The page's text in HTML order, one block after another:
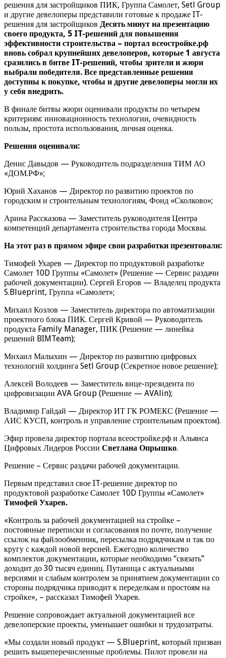
решения для застройщиков ПИК, Группа Самолет, Setl Group
и другие девелоперы представили готовые к продаже IT-
решения для застройщиков Десять минут на презентацию
своего продукта, 5 IT-решений для повышения
эффективности строительства – портал всеостройке.рф
вновь собрал крупнейших девелоперов, которые 1 августа
сразились в битве IT-решений, чтобы зрители и жюри
выбрали победителя. Все представленные решения
доступны к покупке, чтобы и другие девелоперы могли их
у себя внедрить.
В финале битвы жюри оценивали продукты по четырем
критериям: инновационность технологии, очевидность
пользы, простота использования, личная оценка.
Решения оценивали:
Денис Давыдов — Руководитель подразделения ТИМ АО
«ДОМ.РФ»;
Юрий Хаханов — Директор по развитию проектов по
городским и строительным технологиям, Фонд «Сколково»;
Арина Рассказова — Заместитель руководителя Центра
компетенций департамента строительства города Москвы.
На этот раз в прямом эфире свои разработки презентовали:
Тимофей Ухарев — Директор по продуктовой разработке
Самолет 10D Группы «Самолет» (Решение — Сервис раздачи
рабочей документации). Сергей Егоров — Владелец продукта
S.Blueprint, Группа «Самолет»;
Михаил Козлов — Заместитель директора по автоматизации
проектного блока ПИК. Сергей Кривой — Руководитель
продукта Family Manager, ПИК (Решение — линейка
решений BIMTeam);
Михаил Малыхин — Директор по развитию цифровых
технологий холдинга Setl Group (Секретное новое решение);
Алексей Володеев — Заместитель вице-президента по
цифровизации AVA Group (Решение — AVAlin);
Владимир Гайдай — Директор ИТ ГК РОМЕКС (Решение —
АИС КУСП, контроль и управление строительным проектом).
Эфир провела директор портала всеостройке.рф и Альянса
Цифровых Лидеров России Светлана Опрышко.
Решение – Сервис раздачи рабочей документации.
Первым представил свое IT-решение директор по
продуктовой разработке Самолет 10D Группы «Самолет»
Тимофей Ухарев.
«Контроль за рабочей документацией на стройке –
постоянные переписки и согласования по почте, получение
ссылок на файлообменник, пересылка подрядчикам и так по
кругу с каждой новой версией. Ежегодно количество
комплектов документации, которые необходимо “связать”
доходит до 30 тысяч единиц. Путаница с актуальными
версиями и слабым контролем за принятием документации со
стороны подрядчика приводит к переделкам и простоям на
стройке», – рассказал Тимофей Ухарев.
Решение сопровождает актуальной документацией все
девелоперские проекты, уменьшает ошибки и трудозатраты.
«Мы создали новый продукт — S.Blueprint, который призван
решить вышеперечисленные проблемы. Пилот провели на